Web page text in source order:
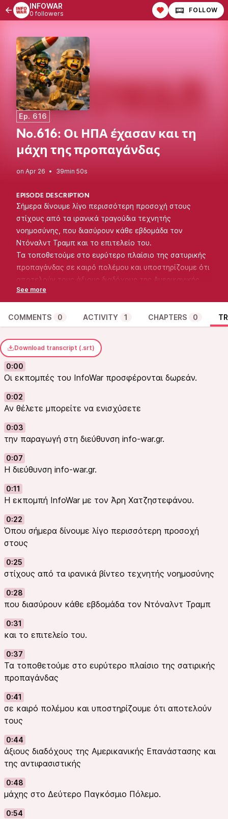
INFOWAR
0 followers FOLLOW
Ep. 616
No.616: Οι ΗΠΑ έχασαν και τη
μάχη της προπαγάνδας
• 39min 50s
EPISODE DESCRIPTION
Σήμερα δίνουμε λίγο περισσότερη προσοχή στους
στίχους από τα ιρανικά τραγούδια τεχνητής
νοημοσύνης, που διασύρουν κάθε εβδομάδα τον
Ντόναλντ Τραμπ και το επιτελείο του.
Τα τοποθετούμε στο ευρύτερο πλαίσιο της σατυρικής
προπαγάνδας σε καιρό πολέμου και υποστηρίζουμε ότι
αποτελούν τους άξιους διαδόχους της Αμερικανικής
Επανάστασης και της αντιφασιστικής μάχης στο
Β΄Παγκόσμιο Πόλεμο.
Υποστηρίζουμε ότι αποτελούν μια νέα σελίδα στο
χώρο της πολιτικής επικοινωνίας και μια απόδειξη ότι
η αμερικανική αυτοκρατορία εμφανίζει σημάδια
φθοράς, όχι μόνο στην οικονομία, αλλά και στην
πολιτισμική κυριαρχία της.
Οι εκπομπές διατίθενται δωρεάν. Μπορείτε να
war.gr
COMMENTS 0 ACTIVITY 1 CHAPTERS 0
Download transcript (.srt)
0:00
Οι εκπομπές του InfoWar προσφέρονται δωρεάν.
0:02
Αν θέλετε μπορείτε να ενισχύσετε
0:03
την παραγωγή στη διεύθυνση info-war.gr.
0:07
Η διεύθυνση info-war.gr.
0:11
Η εκπομπή InfoWar με τον Άρη Χατζηστεφάνου.
0:22
Όπου σήμερα δίνουμε λίγο περισσότερη προσοχή
στους
0:25
στίχους από τα ιρανικά βίντεο τεχνητής νοημοσύνης
0:28
που διασύρουν κάθε εβδομάδα τον Ντόναλντ Τραμπ
0:31
και το επιτελείο του.
0:37
Τα τοποθετούμε στο ευρύτερο πλαίσιο της σατιρικής
προπαγάνδας
0:41
σε καιρό πολέμου και υποστηρίζουμε ότι αποτελούν
τους
0:44
άξιους διαδόχους της Αμερικανικής Επανάστασης και
της αντιφασιστικής
0:48
μάχης στο Δεύτερο Παγκόσμιο Πόλεμο.
0:54